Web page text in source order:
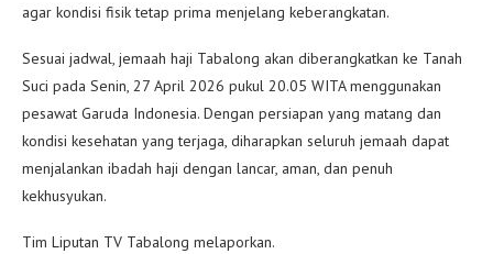
agar kondisi fisik tetap prima menjelang keberangkatan.
Sesuai jadwal, jemaah haji Tabalong akan diberangkatkan ke Tanah
Suci pada Senin, 27 April 2026 pukul 20.05 WITA menggunakan
pesawat Garuda Indonesia. Dengan persiapan yang matang dan
kondisi kesehatan yang terjaga, diharapkan seluruh jemaah dapat
menjalankan ibadah haji dengan lancar, aman, dan penuh
kekhusyukan.
Tim Liputan TV Tabalong melaporkan.